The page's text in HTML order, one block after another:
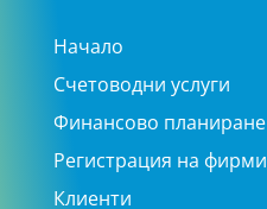
Начало
Счетоводни услуги
Финансово планиране
Регистрация на фирми
Клиенти